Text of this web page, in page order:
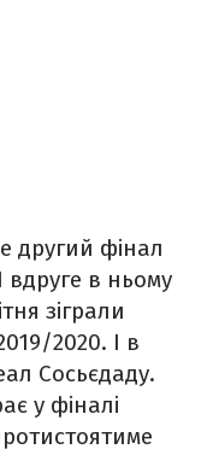
другий фінал
вдруге в ньому
зіграли
2020. І в
Сосьєдаду.
у фіналі